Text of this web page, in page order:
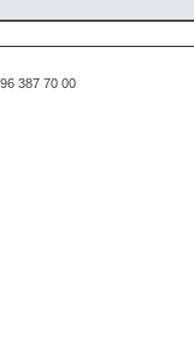
387 70 00